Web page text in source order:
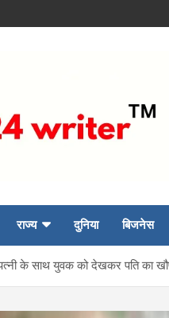
राज्य दुनिया बिजनेस
के साथ युवक को देखकर पति का